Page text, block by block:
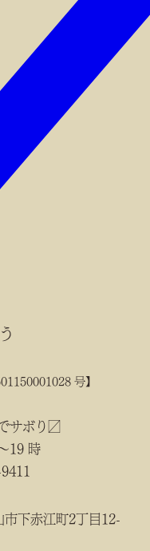
号】
サボり〼
19 時
市下赤江町2丁目12-